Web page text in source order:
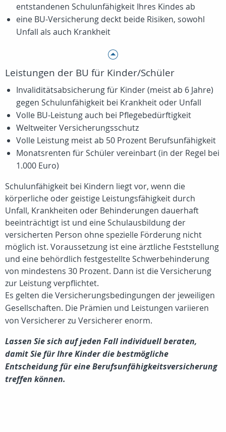
entstandenen Schulunfähigkeit Ihres Kindes ab
eine BU-Versicherung deckt beide Risiken, sowohl
Unfall als auch Krankheit
Leistungen der BU für Kinder/Schüler
Invaliditätsabsicherung für Kinder (meist ab 6 Jahre)
gegen Schulunfähigkeit bei Krankheit oder Unfall
Volle BU-Leistung auch bei Pflegebedürftigkeit
Weltweiter Versicherungsschutz
Volle Leistung meist ab 50 Prozent Berufsunfähigkeit
Monatsrenten für Schüler vereinbart (in der Regel bei
1.000 Euro)
Schulunfähigkeit bei Kindern liegt vor, wenn die
körperliche oder geistige Leistungsfähigkeit durch
Unfall, Krankheiten oder Behinderungen dauerhaft
beeinträchtigt ist und eine Schulausbildung der
versicherten Person ohne spezielle Förderung nicht
möglich ist. Voraussetzung ist eine ärztliche Feststellung
und eine behördlich festgestellte Schwerbehinderung
von mindestens 30 Prozent. Dann ist die Versicherung
zur Leistung verpflichtet.
Es gelten die Versicherungsbedingungen der jeweiligen
Gesellschaften. Die Prämien und Leistungen variieren
von Versicherer zu Versicherer enorm.
Lassen Sie sich auf jeden Fall individuell beraten,
damit Sie für Ihre Kinder die bestmögliche
Entscheidung für eine Berufsunfähigkeitsversicherung
treffen können.